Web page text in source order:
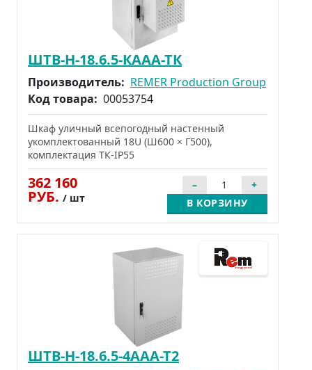
ШТВ-Н-18.6.5-КААА-ТК
Производитель: REMER Production Group
Код товара: 00053754
Шкаф уличный всепогодный настенный
укомплектованный 18U (Ш600 × Г500),
комплектация ТК-IP55
362 160
РУБ. / шт В КОРЗИНУ
ШТВ-Н-18.6.5-4ААА-Т2